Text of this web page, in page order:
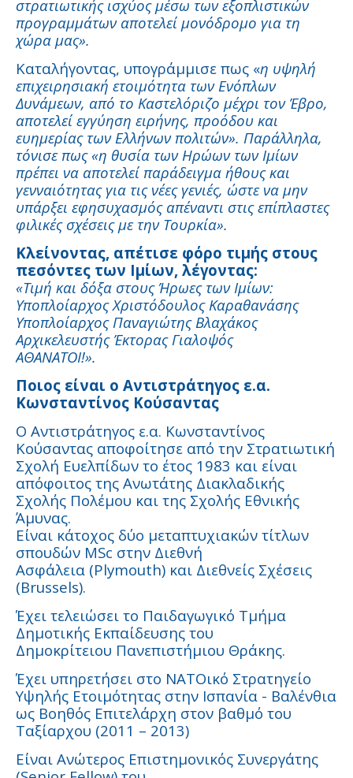
στρατιωτικής ισχύος μέσω των εξοπλιστικών
προγραμμάτων αποτελεί μονόδρομο για τη
χώρα μας».
Καταλήγοντας, υπογράμμισε πως «η υψηλή
επιχειρησιακή ετοιμότητα των Ενόπλων
Δυνάμεων, από το Καστελόριζο μέχρι τον Έβρο,
αποτελεί εγγύηση ειρήνης, προόδου και
ευημερίας των Ελλήνων πολιτών». Παράλληλα,
τόνισε πως «η θυσία των Ηρώων των Ιμίων
πρέπει να αποτελεί παράδειγμα ήθους και
γενναιότητας για τις νέες γενιές, ώστε να μην
υπάρξει εφησυχασμός απέναντι στις επίπλαστες
φιλικές σχέσεις με την Τουρκία».
Κλείνοντας, απέτισε φόρο τιμής στους
πεσόντες των Ιμίων, λέγοντας:
«Τιμή και δόξα στους Ήρωες των Ιμίων:
Υποπλοίαρχος Χριστόδουλος Καραθανάσης
Υποπλοίαρχος Παναγιώτης Βλαχάκος
Αρχικελευστής Έκτορας Γιαλοψός
ΑΘΑΝΑΤΟΙ!».
Ποιος είναι ο Αντιστράτηγος ε.α.
Κωνσταντίνος Κούσαντας
Ο Αντιστράτηγος ε.α. Κωνσταντίνος
Κούσαντας αποφοίτησε από την Στρατιωτική
Σχολή Ευελπίδων το έτος 1983 και είναι
απόφοιτος της Ανωτάτης Διακλαδικής
Σχολής Πολέμου και της Σχολής Εθνικής
Άμυνας.
Είναι κάτοχος δύο μεταπτυχιακών τίτλων
σπουδών MSc στην Διεθνή
Ασφάλεια (Plymouth) και Διεθνείς Σχέσεις
(Brussels).
Έχει τελειώσει το Παιδαγωγικό Τμήμα
Δημοτικής Εκπαίδευσης του
Δημοκρίτειου Πανεπιστήμιου Θράκης.
Έχει υπηρετήσει στο ΝΑΤΟικό Στρατηγείο
Υψηλής Ετοιμότητας στην Ισπανία - Βαλένθια
ως Βοηθός Επιτελάρχη στον βαθμό του
Ταξίαρχου (2011 – 2013)
Είναι Ανώτερος Επιστημονικός Συνεργάτης